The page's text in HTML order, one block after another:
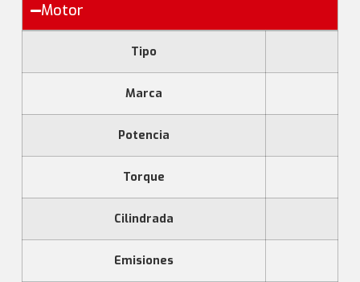
Motor
Tipo
Marca
Potencia
Torque
Cilindrada
Emisiones